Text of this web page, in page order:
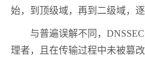
始，到顶级域，再到二级域，
与普遍误解不同， DNSSEC
理者，且在传输过程中未被篡